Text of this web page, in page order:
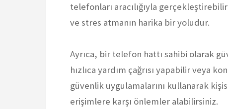
telefonları aracılığıyla
ve stres atmanın harika bir yoludur.
Ayrıca, bir telefon hattı sahibi olarak
hızlıca yardım çağrısı yapabilir veya
güvenlik uygulamalarını kullanarak
erişimlere karşı önlemler alabilirsiniz.